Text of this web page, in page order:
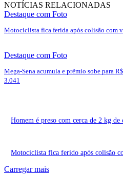
NOTÍCIAS RELACIONADAS
Destaque com Foto
Motociclista fica ferida após colisão com
Destaque com Foto
Mega-Sena acumula e prêmio sobe para
3.041
Homem é preso com cerca de 2 kg
Motociclista fica ferido após colisão
Carregar mais